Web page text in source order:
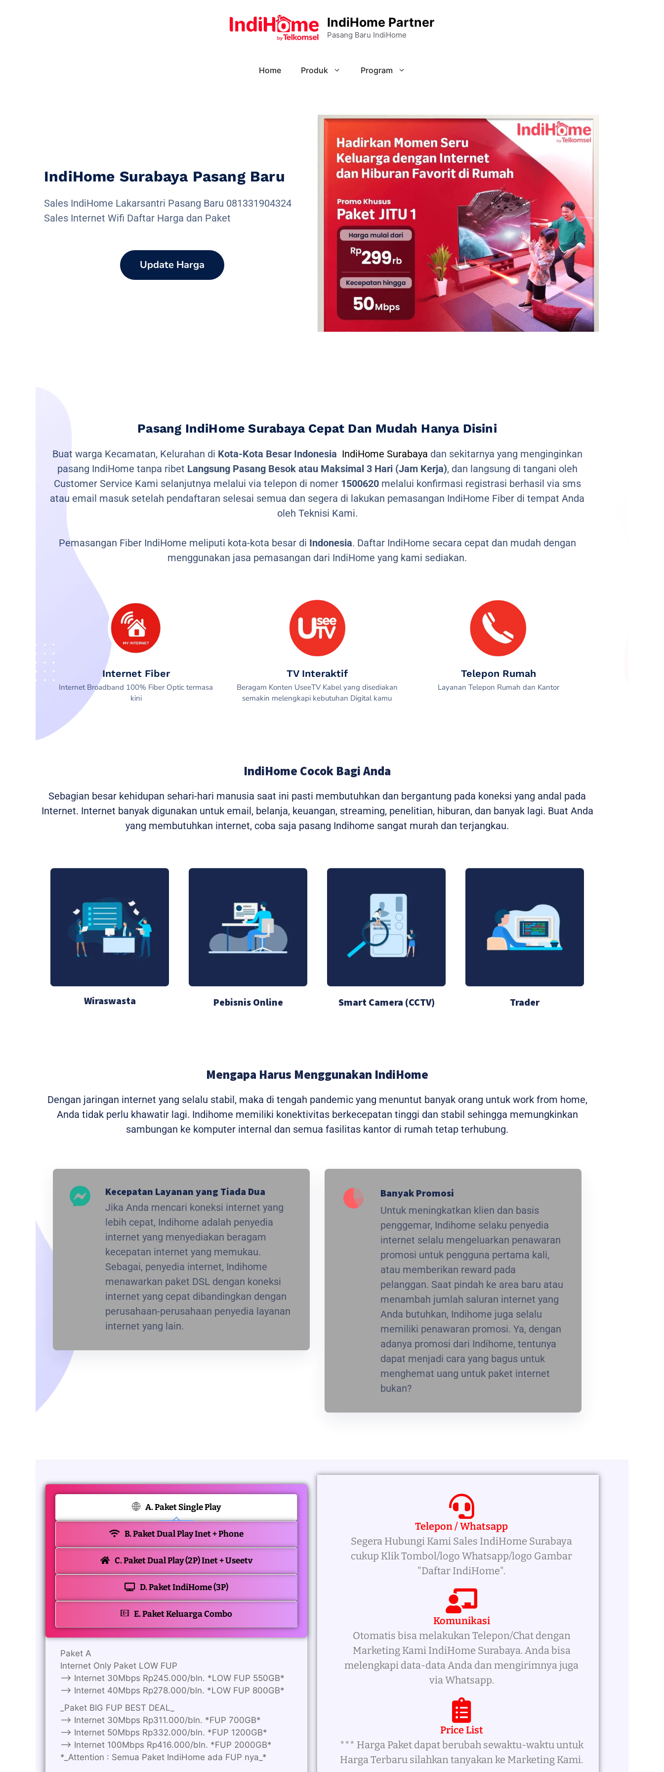
IndiHome Partner
Pasang Baru IndiHome
Home Produk Program
IndiHome Surabaya Pasang Baru
Sales IndiHome Lakarsantri Pasang Baru 081331904324
Sales Internet Wifi Daftar Harga dan Paket
Update Harga
Pasang IndiHome Surabaya Cepat Dan Mudah Hanya Disini
Buat warga Kecamatan, Kelurahan di Kota-Kota Besar Indonesia IndiHome Surabaya dan sekitarnya yang menginginkan
pasang IndiHome tanpa ribet Langsung Pasang Besok atau Maksimal 3 Hari (Jam Kerja), dan langsung di tangani oleh
Customer Service Kami selanjutnya melalui via telepon di nomer 1500620melalui konfirmasi registrasi berhasil via sms
atau email masuk setelah pendaftaran selesai semua dan segera di lakukan pemasangan IndiHome Fiber di tempat Anda
oleh Teknisi Kami.
Pemasangan Fiber IndiHome meliputi kota-kota besar di Indonesia. Daftar IndiHome secara cepat dan mudah dengan
menggunakan jasa pemasangan dari IndiHome yang kami sediakan.
Internet Fiber
Internet Broadband 100% Fiber Optic termasa
kini
TV Interaktif
Beragam Konten UseeTV Kabel yang disediakan
semakin melengkapi kebutuhan Digital kamu
Telepon Rumah
Layanan Telepon Rumah dan Kantor
IndiHome Cocok Bagi Anda
Sebagian besar kehidupan sehari-hari manusia saat ini pasti membutuhkan dan bergantung pada koneksi yang andal pada
Internet. Internet banyak digunakan untuk email, belanja, keuangan, streaming, penelitian, hiburan, dan banyak lagi. Buat Anda
yang membutuhkan internet, coba saja pasang Indihome sangat murah dan terjangkau.
Wiraswasta Pebisnis Online Smart Camera (CCTV) Trader
Mengapa Harus Menggunakan IndiHome
Dengan jaringan internet yang selalu stabil, maka di tengah pandemic yang menuntut banyak orang untuk work from home,
Anda tidak perlu khawatir lagi. Indihome memiliki konektivitas berkecepatan tinggi dan stabil sehingga memungkinkan
sambungan ke komputer internal dan semua fasilitas kantor di rumah tetap terhubung.
Kecepatan Layanan yang Tiada Dua
Jika Anda mencari koneksi internet yang
lebih cepat, Indihome adalah penyedia
internet yang menyediakan beragam
kecepatan internet yang memukau.
Sebagai, penyedia internet, Indihome
menawarkan paket DSL dengan koneksi
internet yang cepat dibandingkan dengan
perusahaan-perusahaan penyedia layanan
internet yang lain.
Banyak Promosi
Untuk meningkatkan klien dan basis
penggemar, Indihome selaku penyedia
internet selalu mengeluarkan penawaran
promosi untuk pengguna pertama kali,
atau memberikan reward pada
pelanggan. Saat pindah ke area baru atau
menambah jumlah saluran internet yang
Anda butuhkan, Indihome juga selalu
memiliki penawaran promosi. Ya, dengan
adanya promosi dari Indihome, tentunya
dapat menjadi cara yang bagus untuk
menghemat uang untuk paket internet
bukan?
A. Paket Single Play
B. Paket Dual Play Inet + Phone
C. Paket Dual Play (2P) Inet + Useetv
D. Paket IndiHome (3P)
E. Paket Keluarga Combo
Paket A
Internet Only Paket LOW FUP
—> Internet 30Mbps Rp245.000/bln. *LOW FUP 550GB*
—> Internet 40Mbps Rp278.000/bln. *LOW FUP 800GB*
_Paket BIG FUP BEST DEAL_
—> Internet 30Mbps Rp311.000/bln. *FUP 700GB*
—> Internet 50Mbps Rp332.000/bln. *FUP 1200GB*
—> Internet 100Mbps Rp416.000/bln. *FUP 2000GB*
*_Attention : Semua Paket IndiHome ada FUP nya_*
Telepon / Whatsapp
Segera Hubungi Kami Sales IndiHome Surabaya
cukup Klik Tombol/logo Whatsapp/logo Gambar
"Daftar IndiHome".
Komunikasi
Otomatis bisa melakukan Telepon/Chat dengan
Marketing Kami IndiHome Surabaya. Anda bisa
melengkapi data-data Anda dan mengirimnya juga
via Whatsapp.
Price List
*** Harga Paket dapat berubah sewaktu-waktu untuk
Harga Terbaru silahkan tanyakan ke Marketing Kami.